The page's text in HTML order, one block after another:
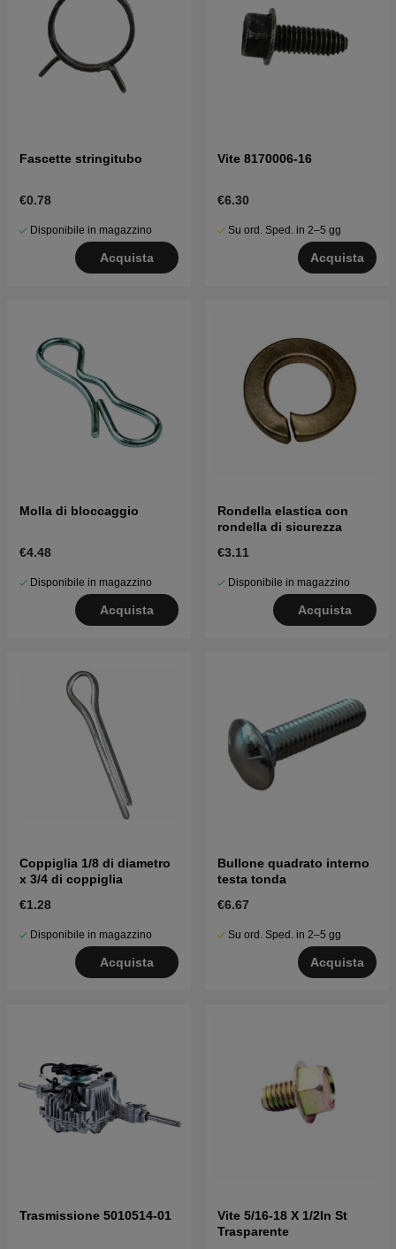
Fascette stringitubo
€0.78
Disponibile in magazzino
Acquista
Vite 8170006-16
€6.30
Su ord. Sped. in 2–5 gg
Acquista
Molla di bloccaggio
€4.48
Disponibile in magazzino
Acquista
Rondella elastica con
rondella di sicurezza
€3.11
Disponibile in magazzino
Acquista
Coppiglia 1/8 di diametro
x 3/4 di coppiglia
€1.28
Disponibile in magazzino
Acquista
Bullone quadrato interno
testa tonda
€6.67
Su ord. Sped. in 2–5 gg
Acquista
Trasmissione 5010514-01
Vite 5/16-18 X 1/2In St
Trasparente